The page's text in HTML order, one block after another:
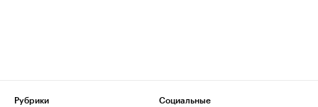
Рубрики
Социальные